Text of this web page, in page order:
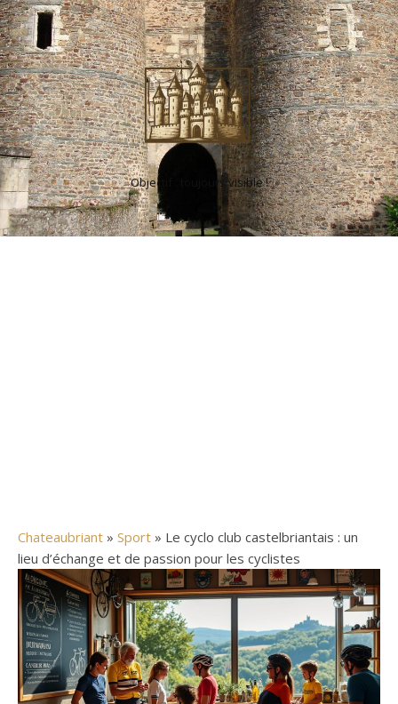
Objectif : toujours visible !
Chateaubriant » Sport » Le cyclo club castelbriantais : un
lieu d’échange et de passion pour les cyclistes